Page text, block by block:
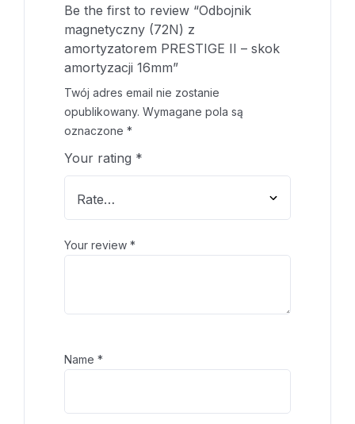
Be the first to review “Odbojnik
magnetyczny (72N) z
amortyzatorem PRESTIGE II – skok
amortyzacji 16mm”
Twój adres email nie zostanie
opublikowany. Wymagane pola są
oznaczone *
Your rating *
Your review *
Name *